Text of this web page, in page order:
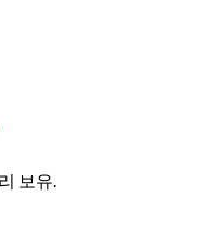
보유.